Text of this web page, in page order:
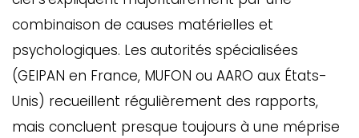
combinaison de causes matérielles et
psychologiques. Les autorités spécialisées
(GEIPAN en France, MUFON ou AARO aux États-
Unis) recueillent régulièrement des rapports,
mais concluent presque toujours à une méprise